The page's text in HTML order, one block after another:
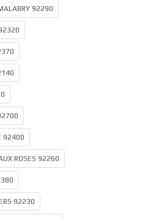
92290
92400
ROSES 92260
92230